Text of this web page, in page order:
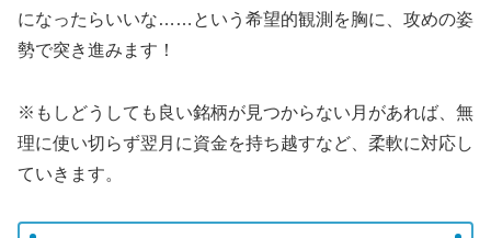
になったらいいな……という希望的観測を胸に、攻めの姿
勢で突き進みます！
※もしどうしても良い銘柄が見つからない月があれば、無
理に使い切らず翌月に資金を持ち越すなど、柔軟に対応し
ていきます。